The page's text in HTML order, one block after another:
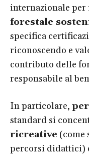
internazionale
forestale
specifica
riconoscendo e
contributo delle
responsabile al
In particolare,
standard si
ricreative (come
percorsi didattici)